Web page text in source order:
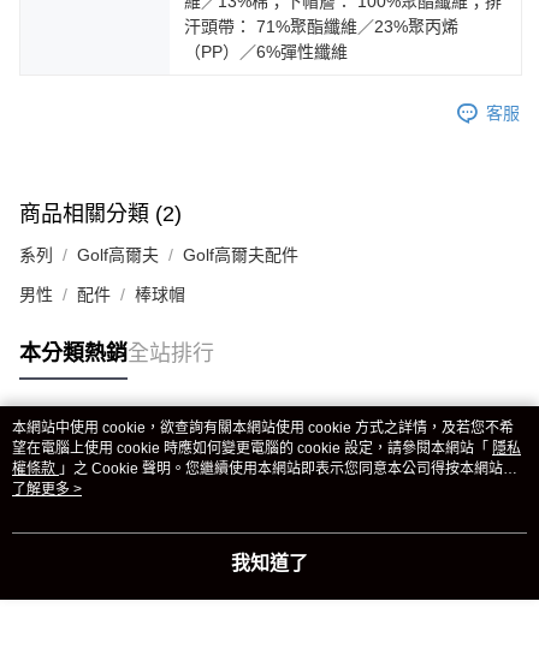
汗頭帶： 71%聚酯纖維／23%聚丙烯
（PP）／6%彈性纖維
客服
商品相關分類 (2)
系列 Golf高爾夫 Golf高爾夫配件
男性 配件 棒球帽
本分類熱銷全站排行
熱門標籤
本網站中使用 cookie，欲查詢有關本網站使用 cookie 方式之詳情，及若您不希
望在電腦上使用 cookie 時應如何變更電腦的 cookie 設定，請參閱本網站「 隱私
權條款 」之 Cookie 聲明。您繼續使用本網站即表示您同意本公司得按本網站使
用條款之 Cookie 聲明使用 cookie。
了解更多 >
我知道了